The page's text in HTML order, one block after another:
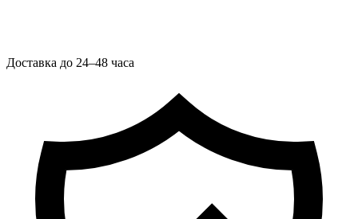
Доставка до 24–48 часа